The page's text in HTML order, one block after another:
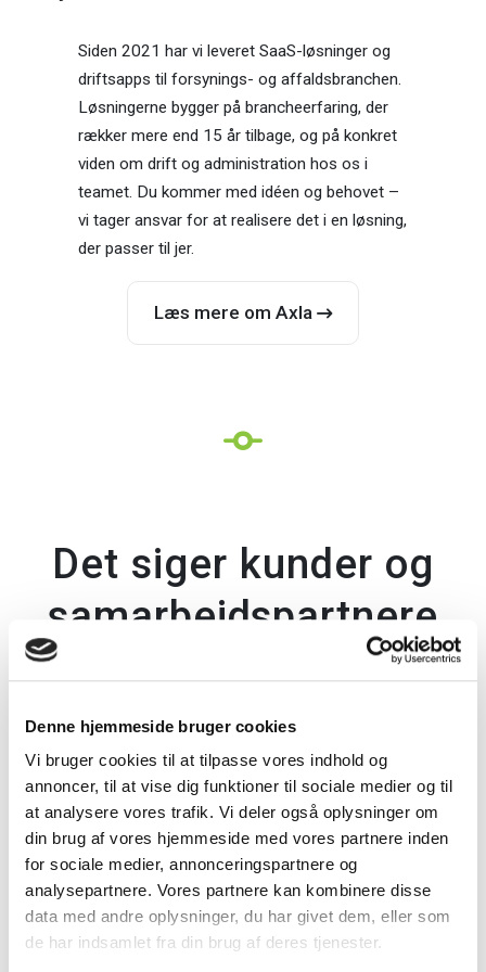
Denne hjemmeside bruger cookies
Vi bruger cookies til at tilpasse vores indhold og
annoncer, til at vise dig funktioner til sociale medier og til
at analysere vores trafik. Vi deler også oplysninger om
din brug af vores hjemmeside med vores partnere inden
for sociale medier, annonceringspartnere og
analysepartnere. Vores partnere kan kombinere disse
data med andre oplysninger, du har givet dem, eller som
de har indsamlet fra din brug af deres tjenester.
Siden 2021 har vi leveret SaaS-løsninger og
driftsapps til forsynings- og affaldsbranchen.
Løsningerne bygger på brancheerfaring, der
rækker mere end 15 år tilbage, og på konkret
viden om drift og administration hos os i
teamet. Du kommer med idéen og behovet –
vi tager ansvar for at realisere det i en løsning,
der passer til jer.
Læs mere om Axla
Det siger kunder og
samarbejdspartnere
og
Johnny Noisen, Udviklingsdirektør, NetHire
Man skal vælge Axla, fordi de kan håndtere
forretningslogik. Meget seriøs og oplysende
om hvad de har lavet i en periode, fordi de